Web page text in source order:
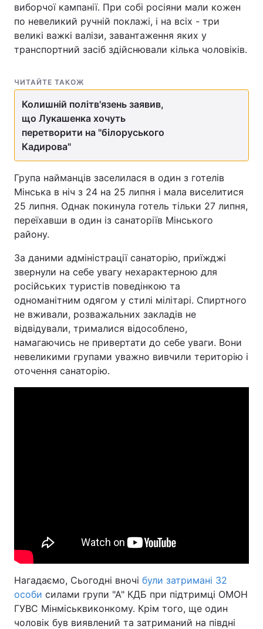
виборчої кампанії. При собі росіяни мали кожен
по невеликий ручній поклажі, і на всіх - три
великі важкі валізи, завантаження яких у
транспортний засіб здійснювали кілька чоловіків.
ЧИТАЙТЕ ТАКОЖ
Колишній політв'язень заявив,
що Лукашенка хочуть
перетворити на "білоруського
Кадирова"
Група найманців заселилася в один з готелів
Мінська в ніч з 24 на 25 липня і мала виселитися
25 липня. Однак покинула готель тільки 27 липня,
переїхавши в один із санаторіїв Мінського
району.
За даними адміністрації санаторію, приїжджі
звернули на себе увагу нехарактерною для
російських туристів поведінкою та
одноманітним одягом у стилі мілітарі. Спиртного
не вживали, розважальних закладів не
відвідували, трималися відособлено,
намагаючись не привертати до себе уваги. Вони
невеликими групами уважно вивчили територію і
оточення санаторію.
Нагадаємо, Сьогодні вночі були затримані 32
особи силами групи "А" КДБ при підтримці ОМОН
ГУВС Мінміськвиконкому. Крім того, ще один
чоловік був виявлений та затриманий на півдні